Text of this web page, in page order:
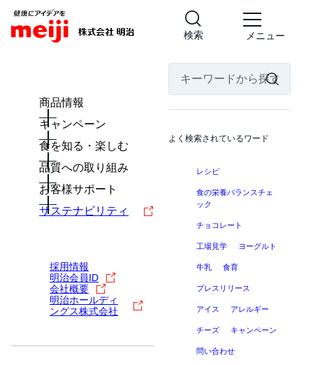
検索 メニュー
商品情報
キャンペーン
食を知る・楽しむ
品質への取り組み
お客様サポート
サステナビリティ
採用情報
明治会員ID
会社概要
明治ホールディ
ングス株式会社
よく検索されているワード
レシピ
食の栄養バランスチェ
ック
チョコレート
工場見学 ヨーグルト
牛乳 食育
プレスリリース
アイス アレルギー
チーズ キャンペーン
問い合わせ